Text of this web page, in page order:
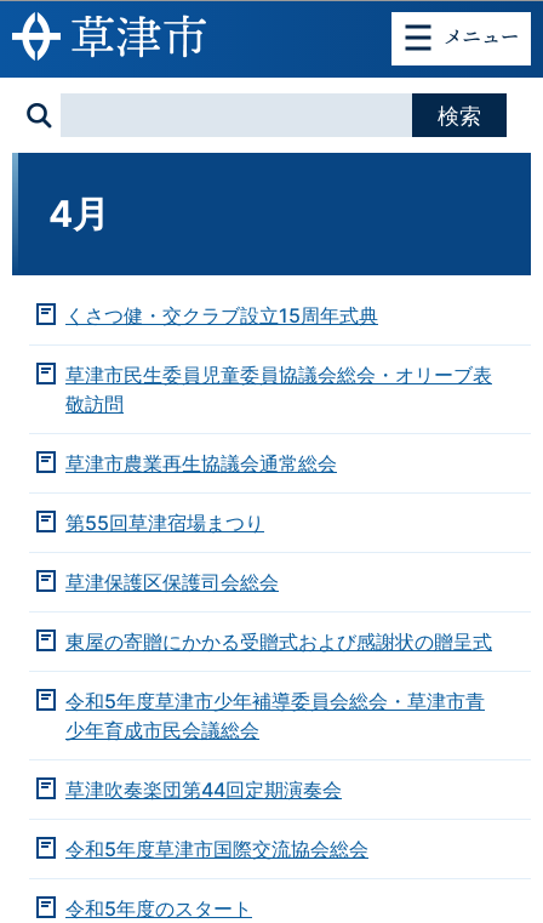
このページの本文へ移動
4月
くさつ健・交クラブ設立15周年式典
草津市民生委員児童委員協議会総会・オリーブ表
敬訪問
草津市農業再生協議会通常総会
第55回草津宿場まつり
草津保護区保護司会総会
東屋の寄贈にかかる受贈式および感謝状の贈呈式
令和5年度草津市少年補導委員会総会・草津市青
少年育成市民会議総会
草津吹奏楽団第44回定期演奏会
令和5年度草津市国際交流協会総会
令和5年度のスタート